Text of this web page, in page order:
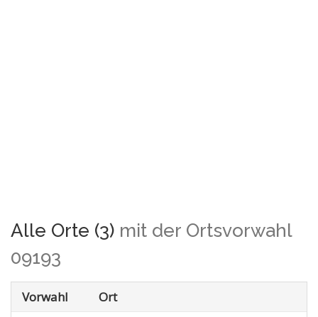
Alle Orte (3) mit der Ortsvorwahl
09193
Vorwahl
Ort